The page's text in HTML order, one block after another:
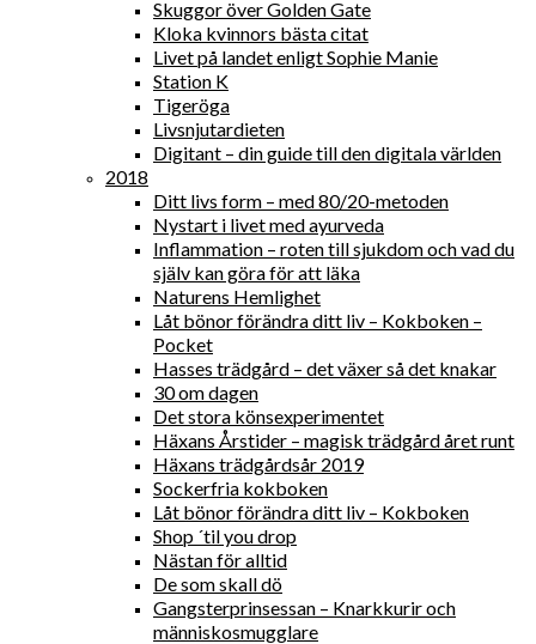
Skuggor över Golden Gate
Kloka kvinnors bästa citat
Livet på landet enligt Sophie Manie
Station K
Tigeröga
Livsnjutardieten
Digitant – din guide till den digitala världen
2018
Ditt livs form – med 80/20-metoden
Nystart i livet med ayurveda
Inflammation – roten till sjukdom och vad du
själv kan göra för att läka
Naturens Hemlighet
Låt bönor förändra ditt liv – Kokboken –
Pocket
Hasses trädgård – det växer så det knakar
30 om dagen
Det stora könsexperimentet
Häxans Årstider – magisk trädgård året runt
Häxans trädgårdsår 2019
Sockerfria kokboken
Låt bönor förändra ditt liv – Kokboken
Shop ´til you drop
Nästan för alltid
De som skall dö
Gangsterprinsessan – Knarkkurir och
människosmugglare